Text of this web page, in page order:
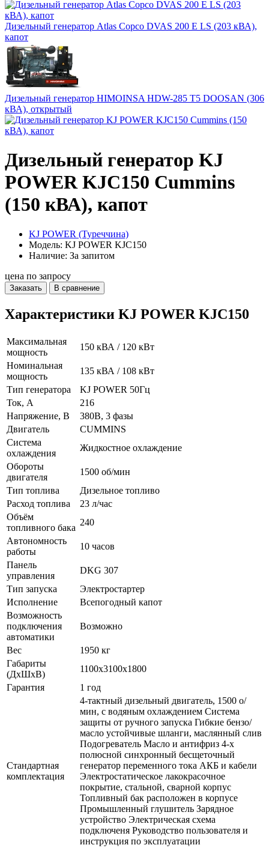
Дизельный генератор Atlas Copco DVAS 200 E LS (203 кВА),
капот
Дизельный генератор HIMOINSA HDW-285 T5 DOOSAN (306
кВА), открытый
Дизельный генератор KJ
POWER KJC150 Cummins
(150 кВА), капот
KJ POWER (Туреччина)
Модель: KJ POWER KJC150
Наличие: За запитом
цена по запросу
Заказать В сравнение
Характеристики KJ POWER KJC150
Максимальная
мощность
150 кВА / 120 кВт
Номинальная
мощность
135 кВА / 108 кВт
Тип генератора
KJ POWER 50Гц
Ток, А
216
Напряжение, В
380В, 3 фазы
Двигатель
CUMMINS
Система
охлаждения
Жидкостное охлаждение
Обороты
двигателя
1500 об/мин
Тип топлива
Дизельное топливо
Расход топлива
23 л/час
Объём
топливного бака
240
Автономность
работы
10 часов
Панель
управления
DKG 307
Тип запуска
Электростартер
Исполнение
Всепогодный капот
Возможность
подключения
автоматики
Возможно
Вес
1950 кг
Габариты
(ДхШхВ)
1100x3100x1800
Гарантия
1 год
Стандартная
комплектация
4-тактный дизельный двигатель, 1500 о/
мин, с водяным охлаждением Система
защиты от ручного запуска Гибкие бензо/
масло устойчивые шланги, маслянный слив
Подогреватель Масло и антифриз 4-х
полюсной синхронный бесщеточный
генератор переменного тока АКБ и кабели
Электростатическое лакокрасочное
покрытие, стальной, сварной корпус
Топливный бак расположен в корпусе
Промышленный глушитель Зарядное
устройство Электрическая схема
подключеня Руководство пользователя и
инструкция по эксплуатации